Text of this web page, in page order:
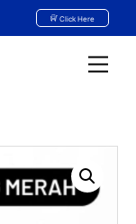
Click Here